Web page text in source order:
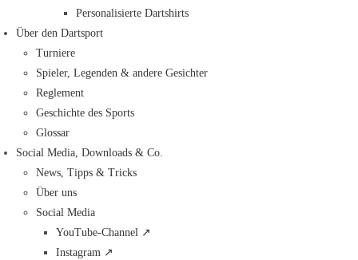
Personalisierte Dartshirts
Über den Dartsport
Turniere
Spieler, Legenden & andere Gesichter
Reglement
Geschichte des Sports
Glossar
Social Media, Downloads & Co.
News, Tipps & Tricks
Über uns
Social Media
YouTube-Channel ↗
Instagram ↗